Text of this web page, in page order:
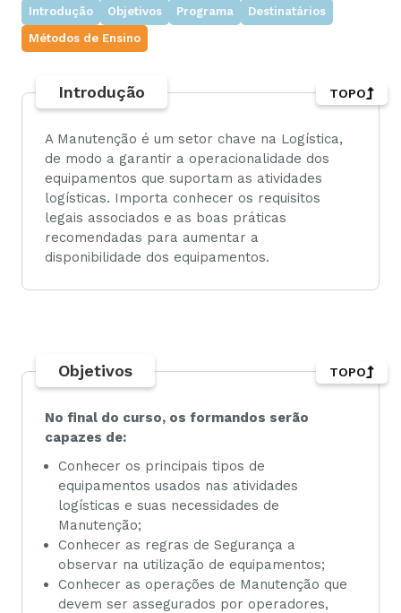
Introdução Objetivos Programa
Destinatários
Métodos de Ensino
Introdução
A Manutenção é um setor chave na Logística,
de modo a garantir a operacionalidade dos
equipamentos que suportam as atividades
logísticas. Importa conhecer os requisitos
legais associados e as boas práticas
recomendadas para aumentar a
disponibilidade dos equipamentos.
TOPO
Objetivos
No final do curso, os formandos serão
capazes de:
Conhecer os principais tipos de
equipamentos usados nas atividades
logísticas e suas necessidades de
Manutenção;
Conhecer as regras de Segurança a
observar na utilização de equipamentos;
Conhecer as operações de Manutenção que
devem ser assegurados por operadores,
TOPO